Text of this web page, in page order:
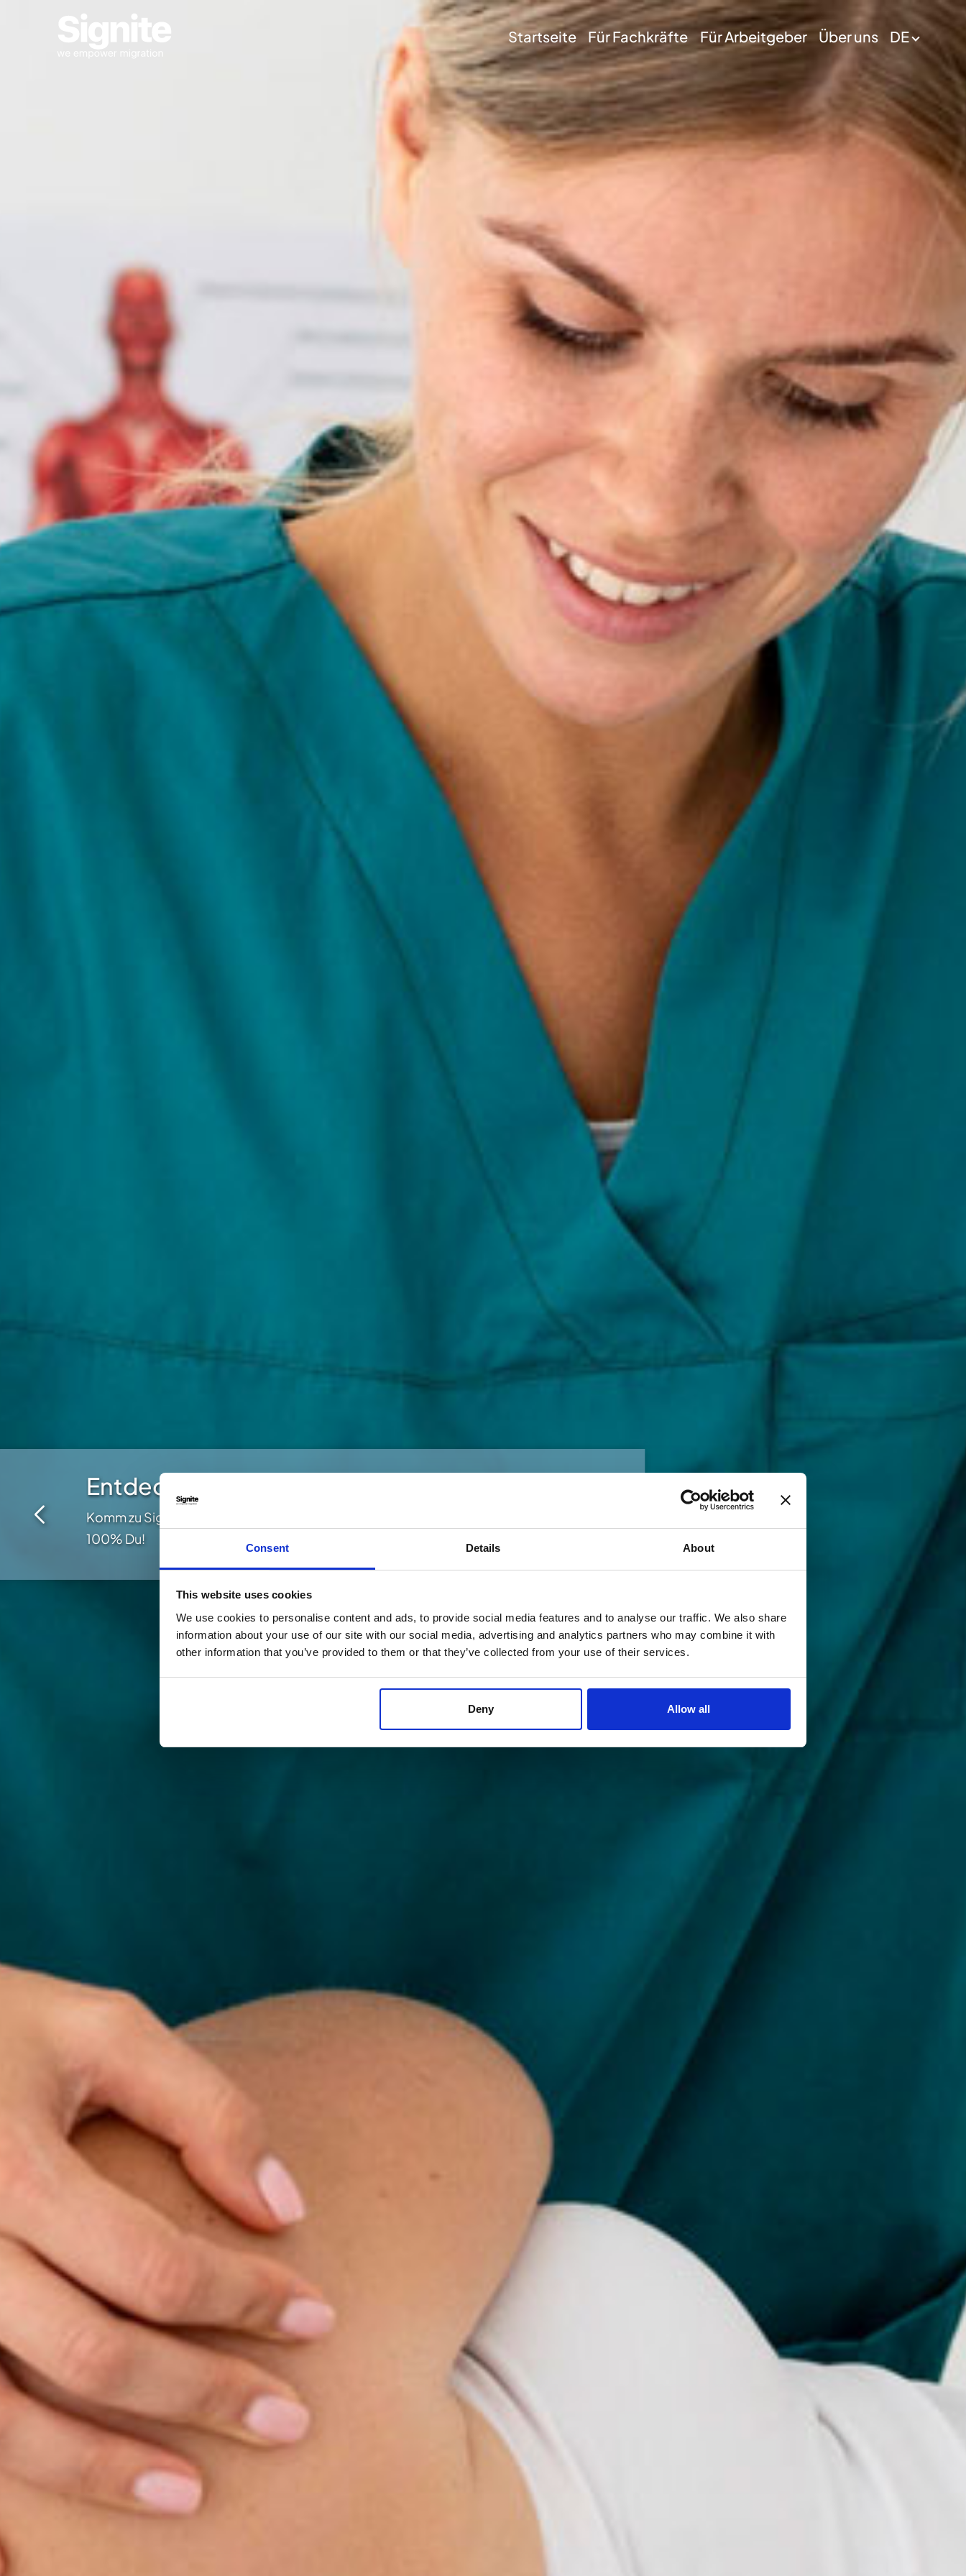
Consent Details About
This website uses cookies
We use cookies to personalise content and ads, to provide social media features and to analyse our traffic. We also share
information about your use of our site with our social media, advertising and analytics partners who may combine it with
other information that you’ve provided to them or that they’ve collected from your use of their services.
Deny Allow all
Startseite Für Fachkräfte Für Arbeitgeber Über uns DE
Entdecke alle Möglichkeiten.
Komm zu Signite und wähle selbst deinen Weg nach Deutschland. 100% flexibel.
100% Du!
Probiere unser Matching.
Melde dich kostenlos an und finde den Arbeitgeber, der zu dir